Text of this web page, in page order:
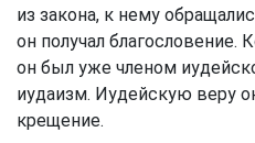
из закона, к нему
он получал благословение.
он был уже членом
иудаизм. Иудейскую веру
крещение.